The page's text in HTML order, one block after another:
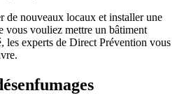
de nouveaux locaux et installer une
vous vouliez mettre un bâtiment
les experts de Direct Prévention vous